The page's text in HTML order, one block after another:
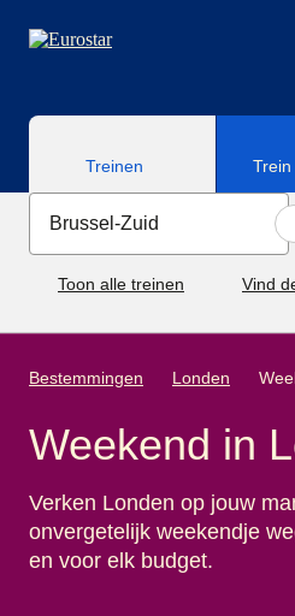
Treinen
Toon alle treinen Vind
Bestemmingen Londen
Weekend in
Verken Londen op jouw
onvergetelijk weekendje
en voor elk budget.